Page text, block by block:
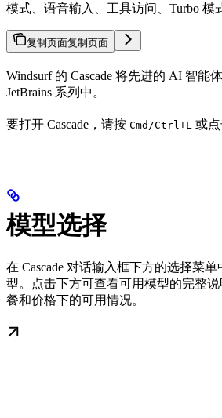
模式、语音输入、工具访问、Turbo 模
复制页面复制页面
Windsurf 的 Cascade 将先进的 AI 智能
JetBrains 系列中。
要打开 Cascade，请按 Cmd/Ctrl+L 或点
模型选择
在 Cascade 对话输入框下方的选择菜
型。点击下方可查看可用模型的完整
餐和价格下的可用情况。